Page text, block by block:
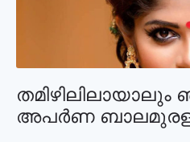
തമിഴിലിലായാലും
അപര്‍ണ